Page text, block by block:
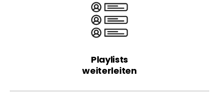
Playlists
weiterleiten